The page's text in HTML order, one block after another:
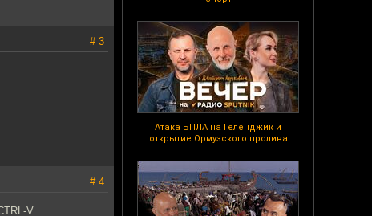
Атака БПЛА на Геленджик и
открытие Ормузского пролива
# 3
# 4
V.